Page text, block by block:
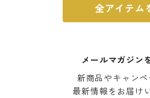
全アイテム
メールマガジン
新商品やキャン
最新情報をお届け